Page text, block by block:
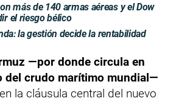
más de 140 armas aéreas y el Dow
el riesgo bélico
la gestión decide la rentabilidad
—por donde circula en
del crudo marítimo mundial—
la cláusula central del nuevo